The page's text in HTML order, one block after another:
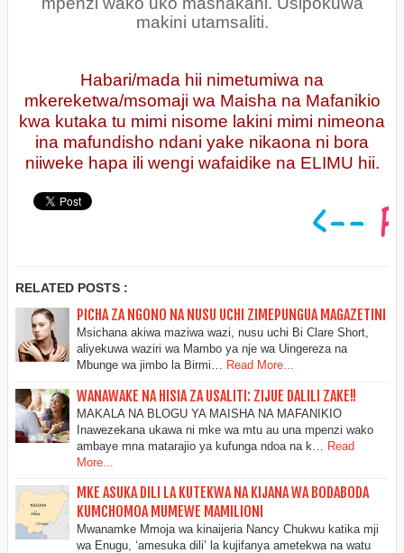
makini utamsaliti.
Habari/mada hii nimetumiwa na
mkereketwa/msomaji wa Maisha na Mafanikio
kwa kutaka tu mimi nisome lakini mimi nimeona
ina mafundisho ndani yake nikaona ni bora
niiweke hapa ili wengi wafaidike na ELIMU hii.
RELATED POSTS :
PICHA ZA NGONO NA NUSU UCHI ZIMEPUNGUA MAGAZETINI
Msichana akiwa maziwa wazi, nusu uchi Bi Clare Short,
aliyekuwa waziri wa Mambo ya nje wa Uingereza na
Mbunge wa jimbo la Birmi… Read More...
WANAWAKE NA HISIA ZA USALITI: ZIJUE DALILI ZAKE!!
MAKALA NA BLOGU YA MAISHA NA MAFANIKIO
Inawezekana ukawa ni mke wa mtu au una mpenzi wako
ambaye mna matarajio ya kufunga ndoa na k…
Read
More...
MKE ASUKA DILI LA KUTEKWA NA KIJANA WA BODABODA
KUMCHOMOA MUMEWE MAMILIONI
Mwanamke Mmoja wa kinaijeria Nancy Chukwu katika mji
wa Enugu, ‘amesuka dili’ la kujifanya ametekwa na watu